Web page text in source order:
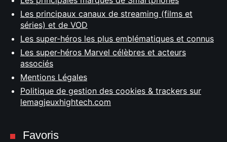
Les principaux canaux de streaming (films et
séries) et de VOD
Les super-héros les plus emblématiques et connus
Les super-héros Marvel célèbres et acteurs
associés
Mentions Légales
Politique de gestion des cookies & trackers sur
lemagjeuxhightech.com
Favoris